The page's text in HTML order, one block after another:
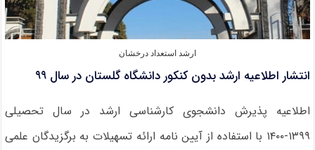
ارشد استعداد درخشان
انتشار اطلاعیه ارشد بدون کنکور دانشگاه گلستان در سال ۹۹
اطلاعیه پذیرش دانشجوی کارشناسی ارشد در سال تحصیلی
۱۳۹۹-۱۴۰۰ با استفاده از آیین نامه ارائه تسهیلات به برگزیدگان علمی